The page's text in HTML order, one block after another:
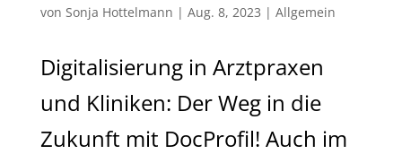
von Sonja Hottelmann | Aug. 8, 2023 | Allgemein
Digitalisierung in Arztpraxen
und Kliniken: Der Weg in die
Zukunft mit DocProfil! Auch im